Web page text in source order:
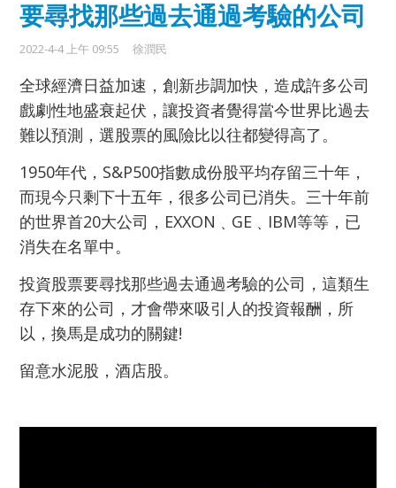
要尋找那些過去通過考驗的公司
2022-4-4 上午 09:55 徐潤民
全球經濟日益加速，創新步調加快，造成許多公司
戲劇性地盛衰起伏，讓投資者覺得當今世界比過去
難以預測，選股票的風險比以往都變得高了。
1950年代，S&P500指數成份股平均存留三十年，
而現今只剩下十五年，很多公司已消失。三十年前
的世界首20大公司，EXXON﹑GE﹑IBM等等，已
消失在名單中。
投資股票要尋找那些過去通過考驗的公司，這類生
存下來的公司，才會帶來吸引人的投資報酬，所
以，換馬是成功的關鍵!
留意水泥股，酒店股。